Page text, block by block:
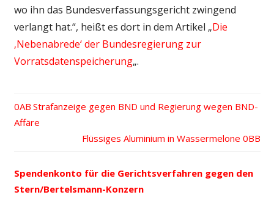
wo ihn das Bundesverfassungsgericht zwingend
verlangt hat.“, heißt es dort in dem Artikel „Die
‚Nebenabrede‘ der Bundesregierung zur
Vorratsdatenspeicherung„.
Beitrags-
Navigation
Vorheriger
Beitrag:
Strafanzeige gegen BND und Regierung wegen BND-
Affäre
Nächster
Flüssiges Aluminium in Wassermelone
Spendenkonto für die Gerichtsverfahren gegen den
Stern/Bertelsmann-Konzern